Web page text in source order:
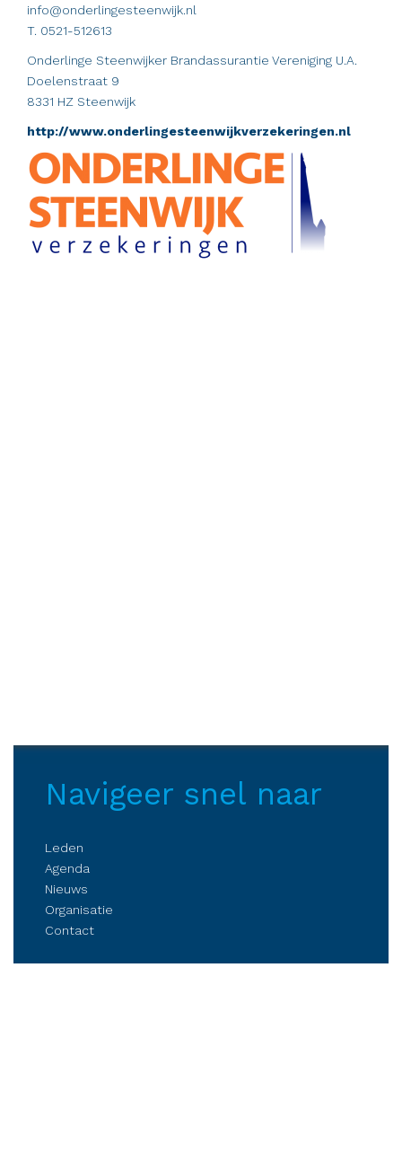
info@onderlingesteenwijk.nl
T. 0521-512613
Onderlinge Steenwijker Brandassurantie Vereniging U.A.
Doelenstraat 9
8331 HZ Steenwijk
http://www.onderlingesteenwijkverzekeringen.nl
Navigeer snel naar
Leden
Agenda
Nieuws
Organisatie
Contact